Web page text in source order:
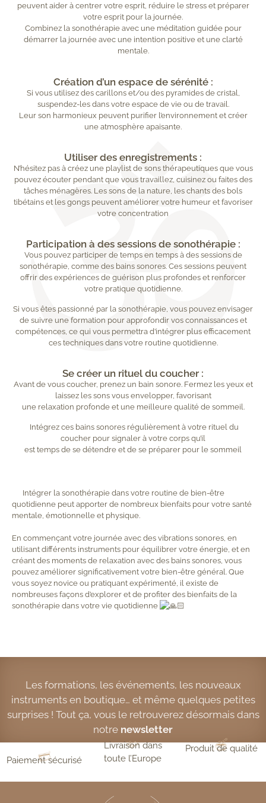
peuvent aider à centrer votre esprit, réduire le stress et préparer
votre esprit pour la journée.
Combinez la sonothérapie avec une méditation guidée pour
démarrer la journée avec une intention positive et une clarté
mentale.
Création d’un espace de sérénité :
Si vous utilisez des carillons et/ou des pyramides de cristal,
suspendez-les dans votre espace de vie ou de travail.
Leur son harmonieux peuvent purifier l’environnement et créer
une atmosphère apaisante.
Utiliser des enregistrements :
N’hésitez pas à créez une playlist de sons thérapeutiques que vous
pouvez écouter pendant que vous travaillez, cuisinez ou faites des
tâches ménagères. Les sons de la nature, les chants des bols
tibétains et les gongs peuvent améliorer votre humeur et favoriser
votre concentration
Participation à des sessions de sonothérapie :
Vous pouvez participer de temps en temps à des sessions de
sonothérapie, comme des bains sonores. Ces sessions peuvent
offrir des expériences de guérison plus profondes et renforcer
votre pratique quotidienne.
Si vous êtes passionné par la sonothérapie, vous pouvez envisager
de suivre une formation pour approfondir vos connaissances et
compétences, ce qui vous permettra d’intégrer plus efficacement
ces techniques dans votre routine quotidienne.
Se créer un rituel du coucher :
Avant de vous coucher, prenez un bain sonore. Fermez les yeux et
laissez les sons vous envelopper, favorisant
une relaxation profonde et une meilleure qualité de sommeil.
Intégrez ces bains sonores régulièrement à votre rituel du
coucher pour signaler à votre corps qu’il
est temps de se détendre et de se préparer pour le sommeil
Intégrer la sonothérapie dans votre routine de bien-être
quotidienne peut apporter de nombreux bienfaits pour votre santé
mentale, émotionnelle et physique.
En commençant votre journée avec des vibrations sonores, en
utilisant différents instruments pour équilibrer votre énergie, et en
créant des moments de relaxation avec des bains sonores, vous
pouvez améliorer significativement votre bien-être général. Que
vous soyez novice ou pratiquant expérimenté, il existe de
nombreuses façons d’explorer et de profiter des bienfaits de la
sonothérapie dans votre vie quotidienne
Les formations, les événements, les nouveaux
instruments en boutique… et même quelques petites
surprises ! Tout ça, vous le retrouverez désormais dans
notre newsletter
Paiement sécurisé
Livraison dans
toute l’Europe
Produit de qualité